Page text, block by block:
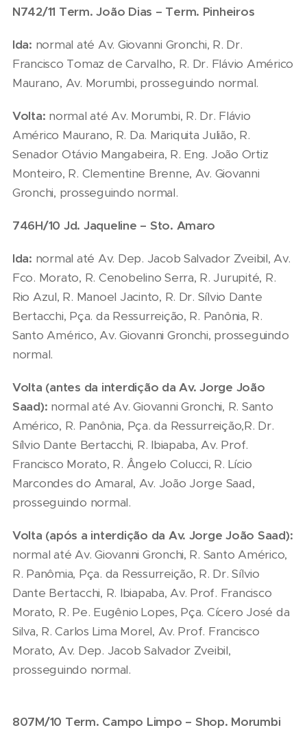
N742/11 Term. João Dias – Term. Pinheiros
Ida: normal até Av. Giovanni Gronchi, R. Dr.
Francisco Tomaz de Carvalho, R. Dr. Flávio Américo
Maurano, Av. Morumbi, prosseguindo normal.
Volta: normal até Av. Morumbi, R. Dr. Flávio
Américo Maurano, R. Da. Mariquita Julião, R.
Senador Otávio Mangabeira, R. Eng. João Ortiz
Monteiro, R. Clementine Brenne, Av. Giovanni
Gronchi, prosseguindo normal.
746H/10 Jd. Jaqueline – Sto. Amaro
Ida: normal até Av. Dep. Jacob Salvador Zveibil, Av.
Fco. Morato, R. Cenobelino Serra, R. Jurupité, R.
Rio Azul, R. Manoel Jacinto, R. Dr. Sílvio Dante
Bertacchi, Pça. da Ressurreição, R. Panônia, R.
Santo Américo, Av. Giovanni Gronchi, prosseguindo
normal.
Volta (antes da interdição da Av. Jorge João
Saad): normal até Av. Giovanni Gronchi, R. Santo
Américo, R. Panônia, Pça. da Ressurreição,R. Dr.
Sílvio Dante Bertacchi, R. Ibiapaba, Av. Prof.
Francisco Morato, R. Ângelo Colucci, R. Lício
Marcondes do Amaral, Av. João Jorge Saad,
prosseguindo normal.
Volta (após a interdição da Av. Jorge João Saad):
normal até Av. Giovanni Gronchi, R. Santo Américo,
R. Panômia, Pça. da Ressurreição, R. Dr. Sílvio
Dante Bertacchi, R. Ibiapaba, Av. Prof. Francisco
Morato, R. Pe. Eugênio Lopes, Pça. Cícero José da
Silva, R. Carlos Lima Morel, Av. Prof. Francisco
Morato, Av. Dep. Jacob Salvador Zveibil,
prosseguindo normal.
807M/10 Term. Campo Limpo – Shop. Morumbi